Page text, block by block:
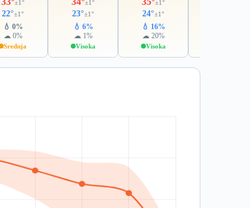
±1°
22°±1°
💧 0%
☁ 0%
Srednja
±1°
23°±1°
💧 6%
☁ 1%
Visoka
±1°
24°±1°
💧 16%
☁ 20%
Visoka